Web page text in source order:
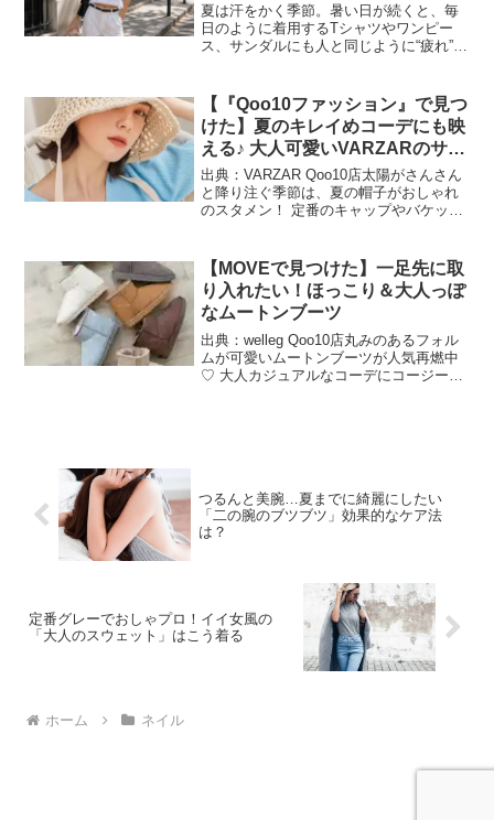
夏は汗をかく季節。暑い日が続くと、毎
日のように着用するTシャツやワンピー
ス、サンダルにも人と同じように“疲れ”が
くのおしゃれも台無しになってしまいま
すね。最近のSNSで...
【『Qoo10ファッション』で見つ
けた】夏のキレイめコーデにも映
える♪ 大人可愛いVARZARのサマ
ーハット
出典：VARZAR Qoo10店太陽がさんさん
と降り注ぐ季節は、夏の帽子がおしゃれ
のスタメン！ 定番のキャップやバケット
をプラスするのもステキ♡今回は、
Qoo10ファッ...
【MOVEで見つけた】一足先に取
り入れたい！ほっこり＆大人っぽ
なムートンブーツ
出典：welleg Qoo10店丸みのあるフォル
ムが可愛いムートンブーツが人気再燃中
♡ 大人カジュアルなコーデにコージーな
つるんと美腕…夏までに綺麗にしたい
「二の腕のブツブツ」効果的なケア法
は？
定番グレーでおしゃプロ！イイ女風の
「大人のスウェット」はこう着る
ホーム ネイル